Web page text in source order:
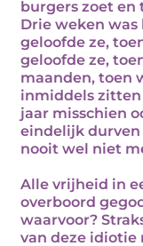
burgers zoet en
Drie weken was
geloofde ze,
geloofde ze,
maanden, toen
inmiddels zitten
jaar misschien
eindelijk
nooit wel niet
Alle vrijheid in
overboord
waarvoor?
van deze idiotie